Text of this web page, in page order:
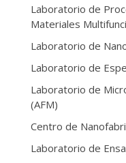
Laboratorio de
Materiales
Laboratorio de
Laboratorio de
Laboratorio de
(AFM)
Centro de
Laboratorio de